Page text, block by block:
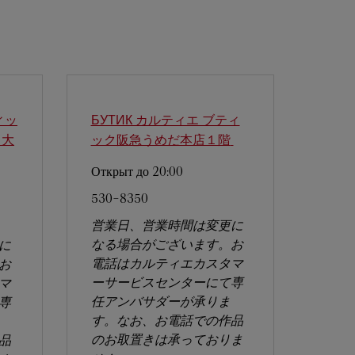
大
БУТИК カルティエ ブティ
ック阪急うめだ本店１階
Открыт до 20:00
530-8350
営業日、営業時間は変更に
なる場合がございます。お
電話はカルティエカスタマ
ーサービスセンターにて専
任アンバサダーが承りま
す。なお、お電話での作品
のお取置きは承っておりま